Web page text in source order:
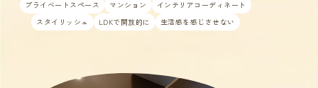
プライベートスペース
マンション
インテリアコーディネート
スタイリッシュ
LDKで開放的に 生活感を感じさせない